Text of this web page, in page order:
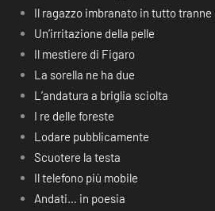
Il ragazzo imbranato in tutto
Un’irritazione della pelle
Il mestiere di Figaro
La sorella ne ha due
L’andatura a briglia sciolta
I re delle foreste
Lodare pubblicamente
Scuotere la testa
Il telefono più mobile
Andati… in poesia